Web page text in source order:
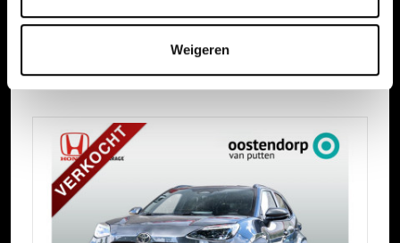
Weigeren
Vergelijkbare auto's
Bekijk ook onze andere auto's